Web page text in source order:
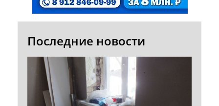
Последние новости